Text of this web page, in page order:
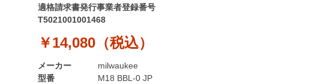
適格請求書発行事業者登録番号
T5021001001468
￥14,080（税込）
型番
M18 BBL-0 JP
メーカー milwaukee